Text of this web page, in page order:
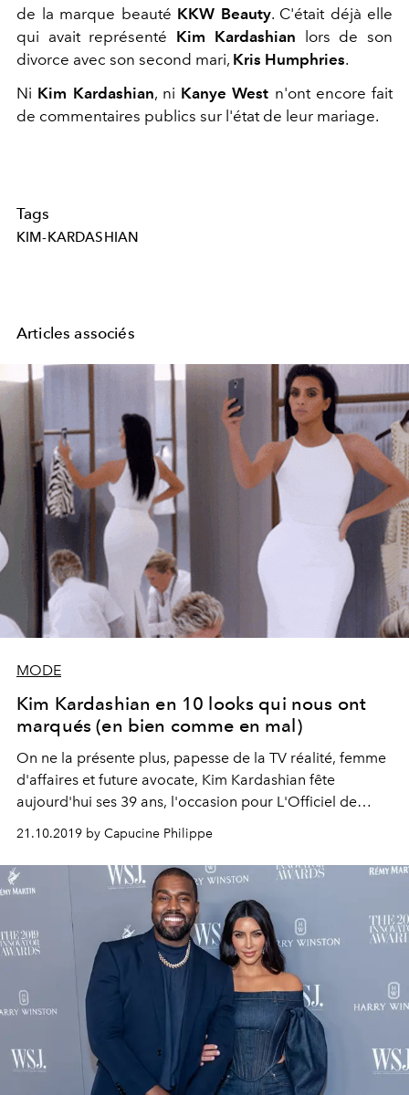
de la marque beauté KKW Beauty. C'était déjà elle
qui avait représenté Kim Kardashian lors de son
divorce avec son second mari, Kris Humphries.
Ni Kim Kardashian, ni Kanye West n'ont encore fait
de commentaires publics sur l'état de leur mariage.
Tags
KIM-KARDASHIAN
Articles associés
MODE
Kim Kardashian en 10 looks qui nous ont
marqués (en bien comme en mal)
On ne la présente plus, papesse de la TV réalité, femme
d'affaires et future avocate, Kim Kardashian fête
aujourd'hui ses 39 ans, l'occasion pour L'Officiel de
21.10.2019 by Capucine Philippe